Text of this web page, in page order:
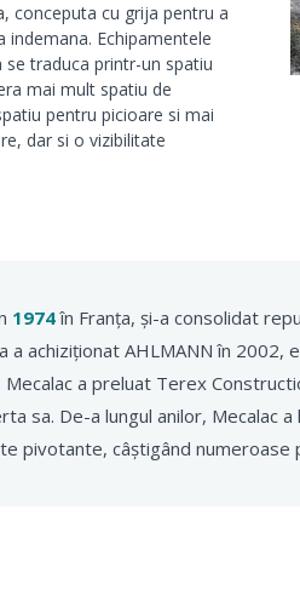
conceputa cu grija pentru a
Echipamentele
traduca printr-un spatiu
mai mult spatiu de
pentru picioare si mai
dar si o vizibilitate
1974în Franța, și-a consolidat
a achiziționat AHLMANN în
a preluat Terex
sa. De-a lungul anilor, Mecalac
pivotante, câștigând